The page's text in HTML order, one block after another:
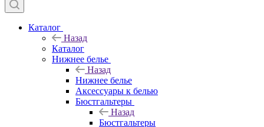
Каталог
Назад
Каталог
Нижнее белье
Назад
Нижнее белье
Аксессуары к белью
Бюстгальтеры
Назад
Бюстгальтеры